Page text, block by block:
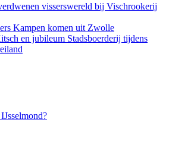
visserswereld bij Vischrookerij
Kampen komen uit Zwolle
en jubileum Stadsboerderij tijdens